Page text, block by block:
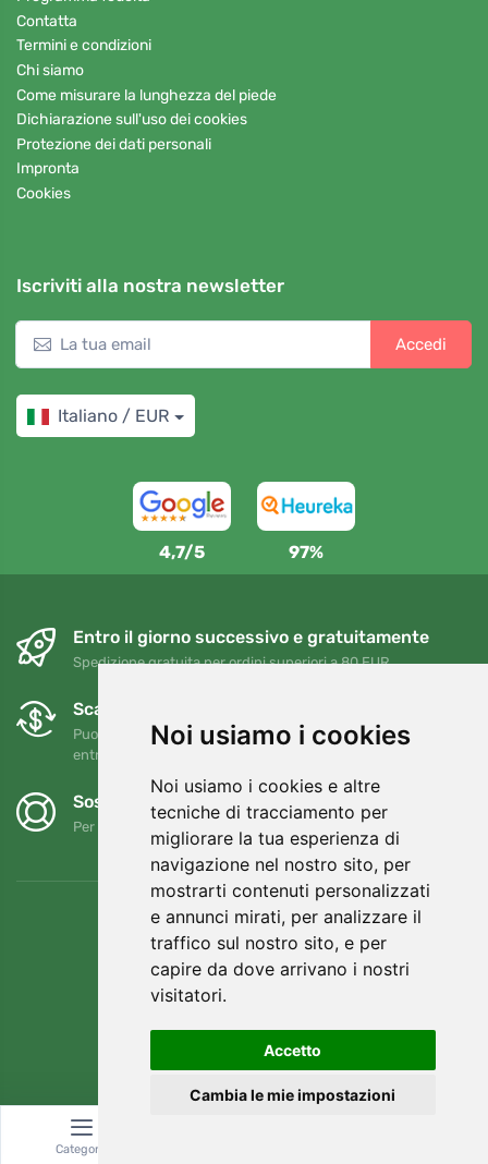
Noi usiamo i cookies
Noi usiamo i cookies e altre
tecniche di tracciamento per
migliorare la tua esperienza di
navigazione nel nostro sito, per
mostrarti contenuti personalizzati
e annunci mirati, per analizzare il
traffico sul nostro sito, e per
capire da dove arrivano i nostri
visitatori.
Accetto
Cambia le mie impostazioni
Contatta
Termini e condizioni
Chi siamo
Come misurare la lunghezza del piede
Dichiarazione sull'uso dei cookies
Protezione dei dati personali
Impronta
Cookies
Iscriviti alla nostra newsletter
Accedi
Italiano / EUR
4,7/5 97%
Entro il giorno successivo e gratuitamente
Spedizione gratuita per ordini superiori a 80 EUR
Scambi e resi gratuiti
Puoi restituire o cambiare il tuo ordine in qualsiasi momento
entro 90 giorni
Sosteniamo Trees.org
Per ogni ordine piantiamo un albero! Leggi di più
Categoria